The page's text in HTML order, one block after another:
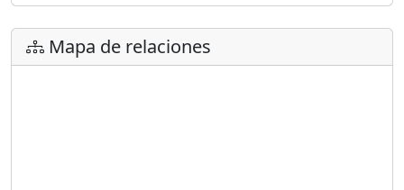
Mapa de relaciones